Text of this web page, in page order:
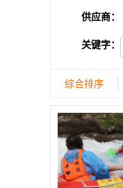
供应商：
关键字：
综合排序